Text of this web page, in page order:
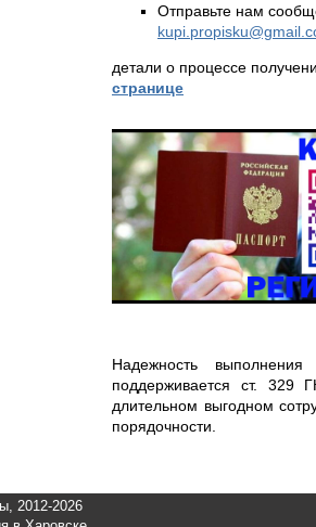
Отправьте нам
детали о процессе
странице
Надежность
поддерживается ст. 329
длительном выгодном
порядочности.
2012-2026